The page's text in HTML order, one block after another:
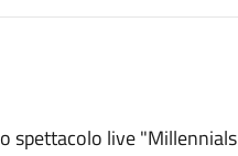
spettacolo live "Millennials